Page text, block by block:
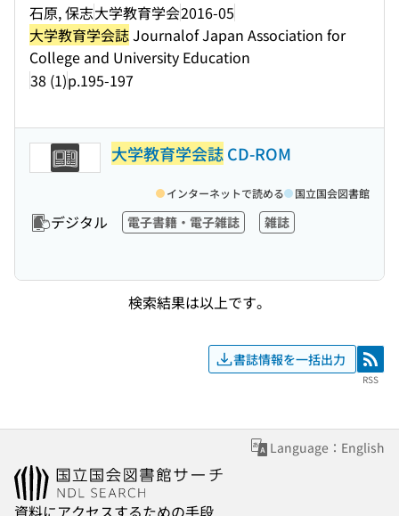
石原, 保志大学教育学会2016-05
大学教育学会誌Journalof Japan Association for
College and University Education
38 (1)p.195-197
大学教育学会誌CD-ROM
デジタル 電子書籍・電子雑誌 雑誌
インターネットで読める 国立国会図書館
検索結果は以上です。
書誌情報を一括出力 RSS
RSS
Language：English
資料にアクセスするための手段